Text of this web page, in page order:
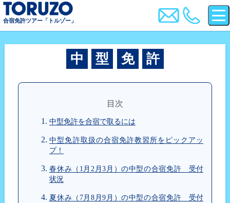
合宿免許ツアー「トルゾー」
中 型 免 許
目次
中型免許を合宿で取るには
中型免許取扱の合宿免許教習所をピックアッ
プ！
春休み（1月2月3月）の中型の合宿免許 受付
状況
夏休み（7月8月9月）の中型の合宿免許 受付